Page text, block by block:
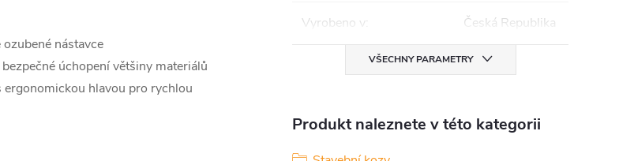
ozubené nástavce
bezpečné úchopení většiny materiálů
ergonomickou hlavou pro rychlou
Vyrobeno v: Česká Republika
VŠECHNY PARAMETRY
Produkt naleznete v této kategorii